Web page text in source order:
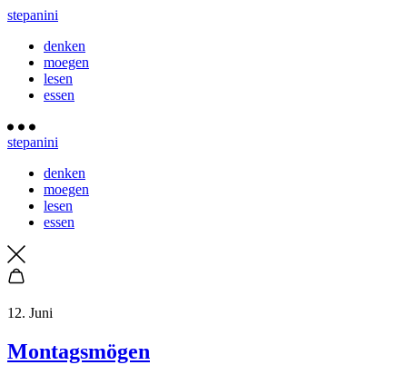
stepanini
denken
moegen
lesen
essen
stepanini
denken
moegen
lesen
essen
12. Juni
Montagsmögen